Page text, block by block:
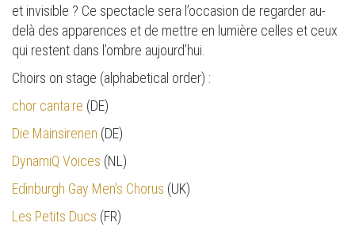
et invisible ? Ce spectacle sera l’occasion de regarder au-
delà des apparences et de mettre en lumière celles et ceux
qui restent dans l’ombre aujourd’hui.
Choirs on stage (alphabetical order) :
chor canta:re (DE)
Die Mainsirenen (DE)
DynamiQ Voices (NL)
Edinburgh Gay Men's Chorus (UK)
Les Petits Ducs (FR)